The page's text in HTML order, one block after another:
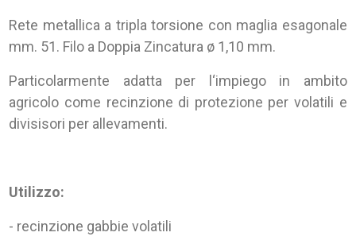
Rete metallica a tripla torsione con maglia esagonale
mm. 51. Filo a Doppia Zincatura ø 1,10 mm.
Particolarmente adatta per l‘impiego in ambito
agricolo come recinzione di protezione per volatili e
divisisori per allevamenti.
Utilizzo:
- recinzione gabbie volatili